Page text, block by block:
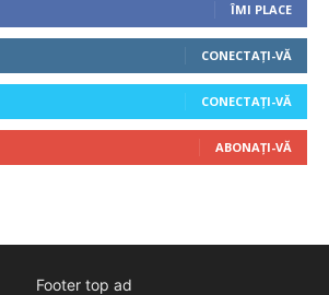
ÎMI PLACE
CONECTAȚI-VĂ
CONECTAȚI-VĂ
ABONAȚI-VĂ
Footer top ad